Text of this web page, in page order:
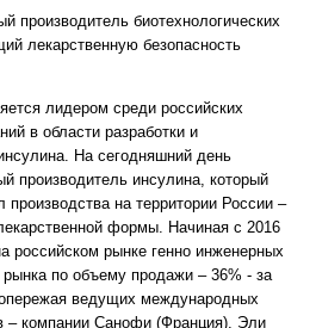
биотехнологических
лекарственную безопасность
лидером среди российских
в области разработки и
На сегодняшний день
инсулина, который
на территории России –
формы. Начиная с 2016
российском рынке генно инженерных
по объему продажи – 36% - за
ведущих международных
– компании Санофи (Франция), Эли